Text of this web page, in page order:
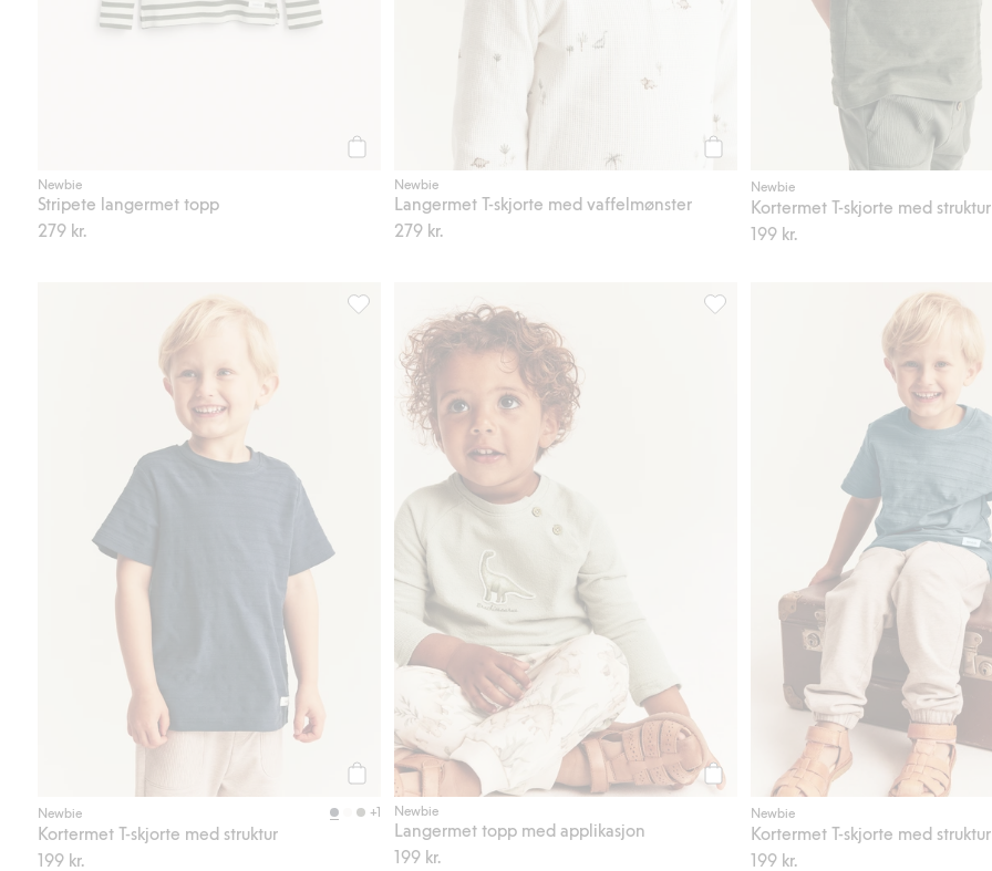
Newbie
Stripete langermet topp
279 kr.
Newbie
Langermet T-skjorte med vaffelmønster
279 kr.
Newbie
Kortermet T-skjorte med struktur
199 kr.
Legg til
Newbie +1
Kortermet T-skjorte med struktur
199 kr.
Kortermet T-skjorte med struktur, Legg til i favoriter
Legg til
Newbie
Langermet topp med applikasjon
199 kr.
Langermet topp med applikasjon,
Newbie
Kortermet T-skjorte med struktur
199 kr.